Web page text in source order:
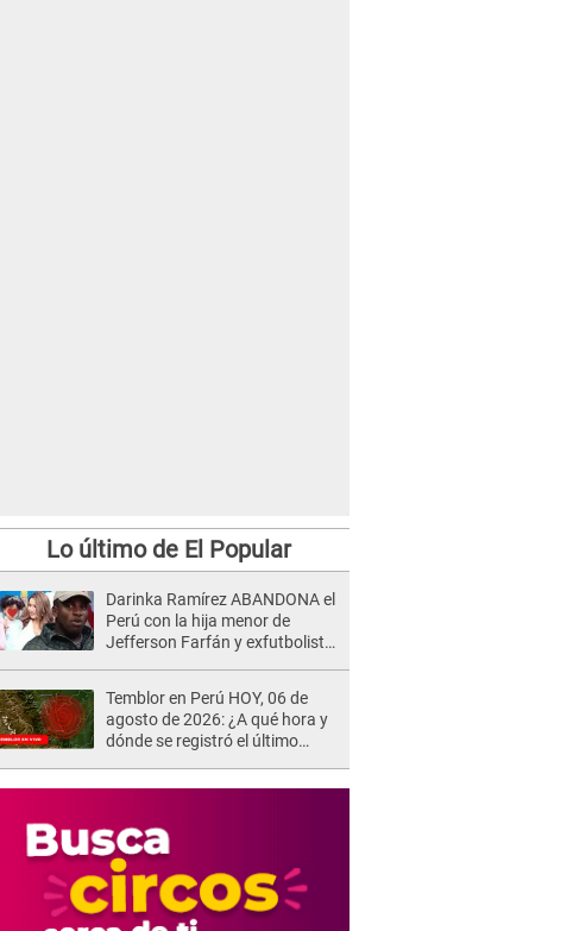
Lo último de El Popular
Darinka Ramírez ABANDONA el
Perú con la hija menor de
Jefferson Farfán y exfutbolista
Temblor en Perú HOY, 06 de
agosto de 2026: ¿A qué hora y
dónde se registró el último